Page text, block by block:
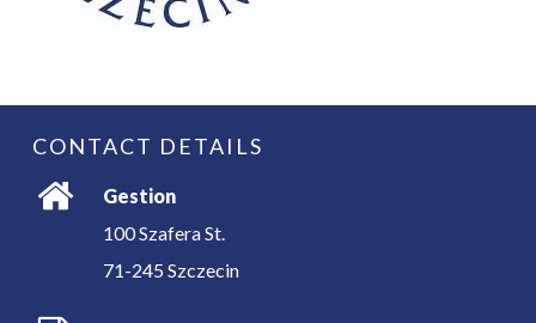
CONTACT DETAILS
Gestion
100 Szafera St.
71-245 Szczecin